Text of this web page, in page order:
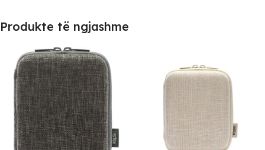
Produkte të ngjashme